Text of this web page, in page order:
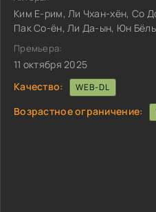
Ким Е-рим, Ли Чхан-хён, Со
Пак Со-ён, Ли Да-ын, Юн
Премьера:
11 октября 2025
Качество:
WEB-DL
Возрастное ограничение: